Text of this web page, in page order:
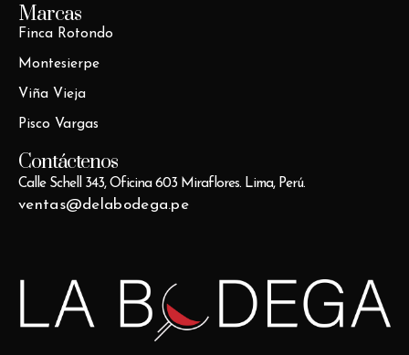
Marcas
Finca Rotondo
Montesierpe
Viña Vieja
Pisco Vargas
Contáctenos
Calle Schell 343, Oficina 603 Miraflores. Lima, Perú.
ventas@delabodega.pe